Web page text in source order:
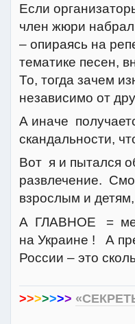
Если
член жюри набрал
– опираясь на
тематике песен,
То, тогда зачем
независимо от
А иначе
скандальности,
Вот я и пытался
развлечение.
взрослым и
А ГЛАВНОЕ =
на Украине ! А
России – это
>>>>>>>